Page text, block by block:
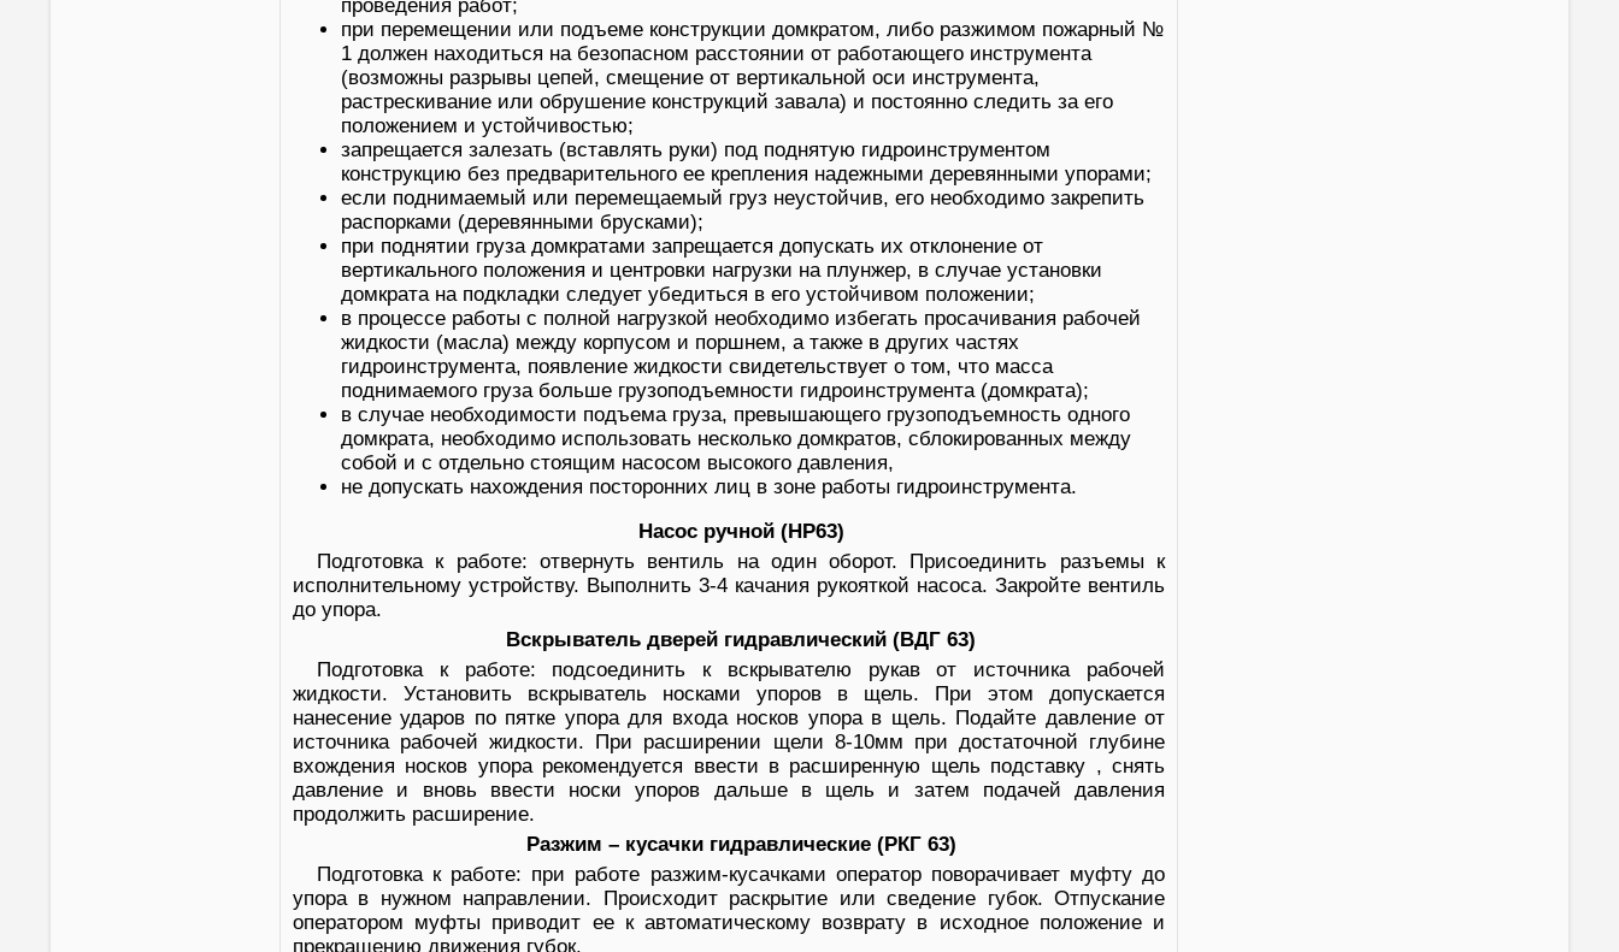
проведения работ;
при перемещении или подъеме конструкции домкратом, либо разжимом пожарный №
1 должен находиться на безопасном расстоянии от работающего инструмента
(возможны разрывы цепей, смещение от вертикальной оси инструмента,
растрескивание или обрушение конструкций завала) и постоянно следить за его
положением и устойчивостью;
запрещается залезать (вставлять руки) под поднятую гидроинструментом
конструкцию без предварительного ее крепления надежными деревянными упорами;
если поднимаемый или перемещаемый груз неустойчив, его необходимо закрепить
распорками (деревянными брусками);
при поднятии груза домкратами запрещается допускать их отклонение от
вертикального положения и центровки нагрузки на плунжер, в случае установки
домкрата на подкладки следует убедиться в его устойчивом положении;
в процессе работы с полной нагрузкой необходимо избегать просачивания рабочей
жидкости (масла) между корпусом и поршнем, а также в других частях
гидроинструмента, появление жидкости свидетельствует о том, что масса
поднимаемого груза больше грузоподъемности гидроинструмента (домкрата);
в случае необходимости подъема груза, превышающего грузоподъемность одного
домкрата, необходимо использовать несколько домкратов, сблокированных между
собой и с отдельно стоящим насосом высокого давления,
не допускать нахождения посторонних лиц в зоне работы гидроинструмента.
Насос ручной (НР63)
Подготовка к работе: отвернуть вентиль на один оборот. Присоединить разъемы к
исполнительному устройству. Выполнить 3-4 качания рукояткой насоса. Закройте вентиль
до упора.
Вскрыватель дверей гидравлический (ВДГ 63)
Подготовка к работе: подсоединить к вскрывателю рукав от источника рабочей
жидкости. Установить вскрыватель носками упоров в щель. При этом допускается
нанесение ударов по пятке упора для входа носков упора в щель. Подайте давление от
источника рабочей жидкости. При расширении щели 8-10мм при достаточной глубине
вхождения носков упора рекомендуется ввести в расширенную щель подставку , снять
давление и вновь ввести носки упоров дальше в щель и затем подачей давления
продолжить расширение.
Разжим – кусачки гидравлические (РКГ 63)
Подготовка к работе: при работе разжим-кусачками оператор поворачивает муфту до
упора в нужном направлении. Происходит раскрытие или сведение губок. Отпускание
оператором муфты приводит ее к автоматическому возврату в исходное положение и
прекращению движения губок.